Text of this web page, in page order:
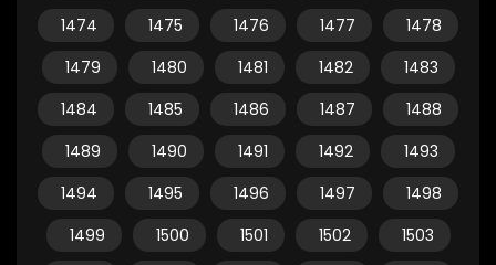
1474
1475 1476 1477
1478
1479
1480 1481 1482
1483
1484
1485 1486 1487
1488
1489
1490 1491 1492
1493
1494
1495 1496 1497
1498
1499
1500 1501 1502
1503